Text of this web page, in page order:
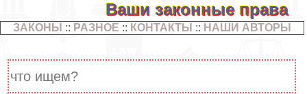
Ваши законные права
ЗАКОНЫ :: РАЗНОЕ :: КОНТАКТЫ :: НАШИ АВТОРЫ